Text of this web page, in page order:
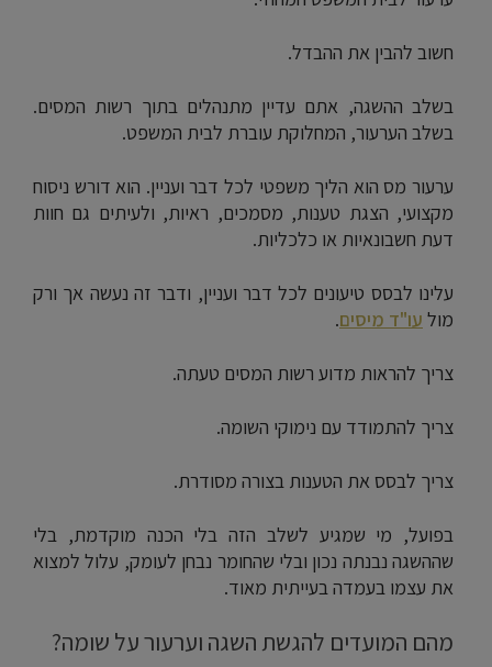
חשוב להבין את ההבדל.
בשלב ההשגה, אתם עדיין מתנהלים בתוך רשות המסים.
בשלב הערעור, המחלוקת עוברת לבית המשפט.
ערעור מס הוא הליך משפטי לכל דבר ועניין. הוא דורש ניסוח
מקצועי, הצגת טענות, מסמכים, ראיות, ולעיתים גם חוות
דעת חשבונאיות או כלכליות.
עלינו לבסס טיעונים לכל דבר ועניין, ודבר זה נעשה אך ורק
מול עו"ד מיסים.
צריך להראות מדוע רשות המסים טעתה.
צריך להתמודד עם נימוקי השומה.
צריך לבסס את הטענות בצורה מסודרת.
בפועל, מי שמגיע לשלב הזה בלי הכנה מוקדמת, בלי
שההשגה נבנתה נכון ובלי שהחומר נבחן לעומק, עלול למצוא
את עצמו בעמדה בעייתית מאוד.
מהם המועדים להגשת השגה וערעור על שומה?